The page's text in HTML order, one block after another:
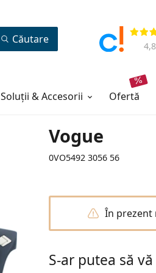
Opinii
4,8
Căutare
Soluții & Accesorii ofertă
Vogue
0VO5492 3056 56
În prezent
S-ar putea să